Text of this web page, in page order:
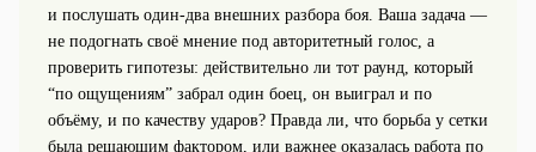
и послушать один-два внешних разбора боя. Ваша задача —
не подогнать своё мнение под авторитетный голос, а
проверить гипотезы: действительно ли тот раунд, который
“по ощущениям” забрал один боец, он выиграл и по
объёму, и по качеству ударов? Правда ли, что борьба у сетки
была решающим фактором, или важнее оказалась работа по